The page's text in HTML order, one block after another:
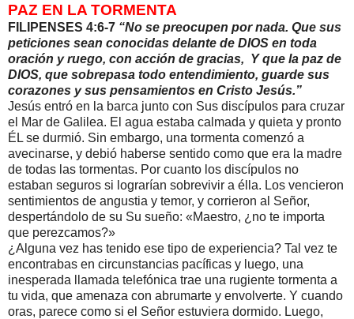
PAZ EN LA TORMENTA
FILIPENSES 4:6-7 “No se preocupen por nada. Que sus
peticiones sean conocidas delante de DIOS en toda
oración y ruego, con acción de gracias, Y que la paz de
DIOS, que sobrepasa todo entendimiento, guarde sus
corazones y sus pensamientos en Cristo Jesús.”
Jesús entró en la barca junto con Sus discípulos para cruzar
el Mar de Galilea. El agua estaba calmada y quieta y pronto
ÉL se durmió. Sin embargo, una tormenta comenzó a
avecinarse, y debió haberse sentido como que era la madre
de todas las tormentas. Por cuanto los discípulos no
estaban seguros si lograrían sobrevivir a élla. Los vencieron
sentimientos de angustia y temor, y corrieron al Señor,
despertándolo de su Su sueño: «Maestro, ¿no te importa
que perezcamos?»
¿Alguna vez has tenido ese tipo de experiencia? Tal vez te
encontrabas en circunstancias pacíficas y luego, una
inesperada llamada telefónica trae una rugiente tormenta a
tu vida, que amenaza con abrumarte y envolverte. Y cuando
oras, parece como si el Señor estuviera dormido. Luego,